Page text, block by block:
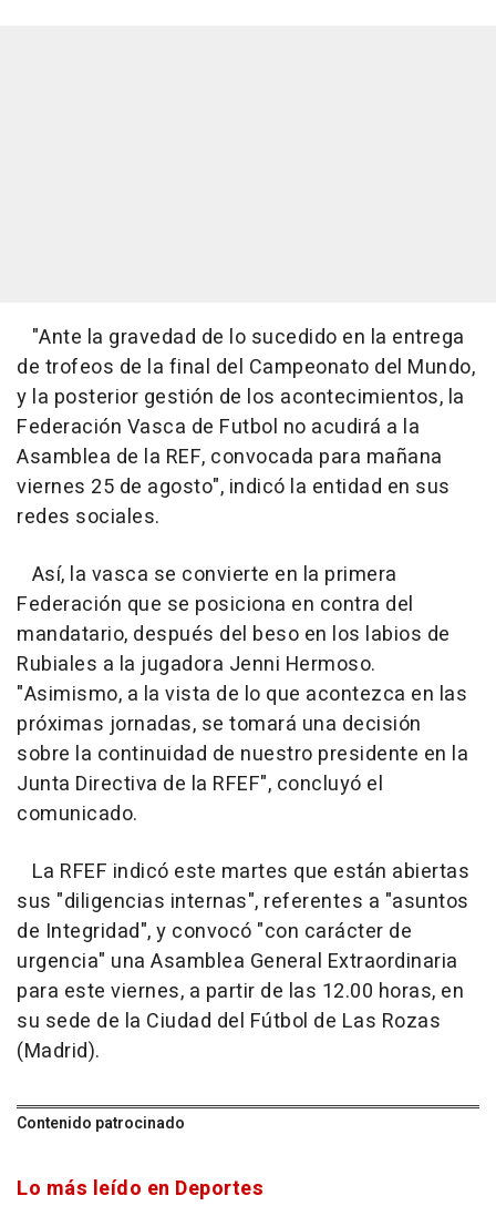
"Ante la gravedad de lo sucedido en la entrega
de trofeos de la final del Campeonato del Mundo,
y la posterior gestión de los acontecimientos, la
Federación Vasca de Futbol no acudirá a la
Asamblea de la REF, convocada para mañana
viernes 25 de agosto", indicó la entidad en sus
redes sociales.
Así, la vasca se convierte en la primera
Federación que se posiciona en contra del
mandatario, después del beso en los labios de
Rubiales a la jugadora Jenni Hermoso.
"Asimismo, a la vista de lo que acontezca en las
próximas jornadas, se tomará una decisión
sobre la continuidad de nuestro presidente en la
Junta Directiva de la RFEF", concluyó el
comunicado.
La RFEF indicó este martes que están abiertas
sus "diligencias internas", referentes a "asuntos
de Integridad", y convocó "con carácter de
urgencia" una Asamblea General Extraordinaria
para este viernes, a partir de las 12.00 horas, en
su sede de la Ciudad del Fútbol de Las Rozas
(Madrid).
Contenido patrocinado
Lo más leído en Deportes